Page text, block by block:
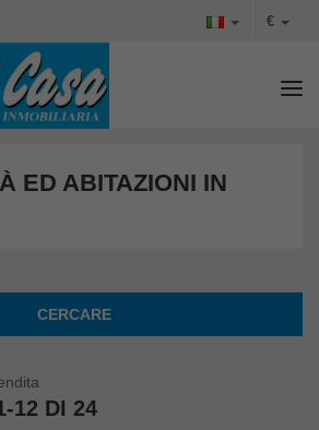
€
ED ABITAZIONI IN
CERCARE
12 DI 24